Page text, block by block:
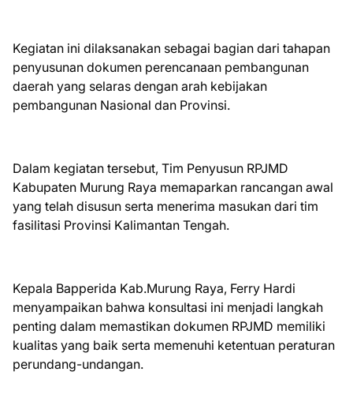
Kegiatan ini dilaksanakan sebagai bagian dari tahapan
penyusunan dokumen perencanaan pembangunan
daerah yang selaras dengan arah kebijakan
pembangunan Nasional dan Provinsi.
Dalam kegiatan tersebut, Tim Penyusun RPJMD
Kabupaten Murung Raya memaparkan rancangan awal
yang telah disusun serta menerima masukan dari tim
fasilitasi Provinsi Kalimantan Tengah.
Kepala Bapperida Kab.Murung Raya, Ferry Hardi
menyampaikan bahwa konsultasi ini menjadi langkah
penting dalam memastikan dokumen RPJMD memiliki
kualitas yang baik serta memenuhi ketentuan peraturan
perundang-undangan.